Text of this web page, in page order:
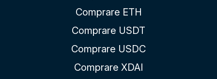
Comprare ETH
Comprare USDT
Comprare USDC
Comprare XDAI